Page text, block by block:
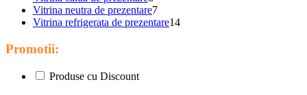
Vitrina neutra de prezentare7
Vitrina refrigerata de prezentare14
Promotii:
Produse cu Discount